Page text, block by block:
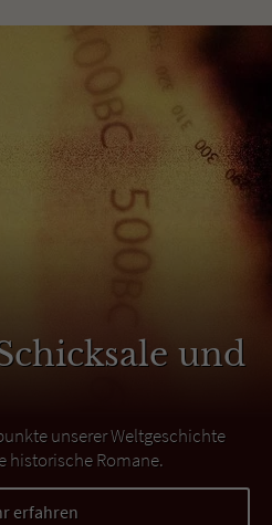
und
unserer Weltgeschichte
historische Romane.
erfahren